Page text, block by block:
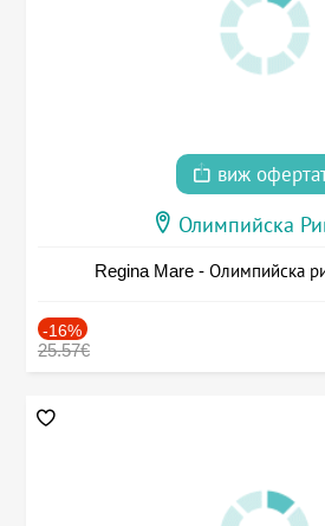
виж
Олимпийска
Regina Mare - Олимпийска
-16%
25.57€